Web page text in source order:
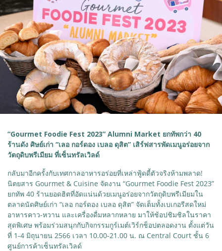
“Gourmet Foodie Fest 2023” Alumni Market ยกทัพกว่า 40
ร้านดัง ศิษย์เก่า “เลอ กอร์ดอง เบลอ ดุสิต” เสิร์ฟสารพัดเมนูอร่อยจาก
วัตถุดิบพรีเมียม ที่เซ็นทรัลเวิลด์
กลับมาอีกครั้งกับเทศกาลอาหารอร่อยที่เหล่าฟู้ดดี้ตัวจริงห้ามพลาด!
นิตยสาร Gourmet & Cuisine จัดงาน “Gourmet Foodie Fest 2023”
ยกทัพ 40 ร้านยอดฮิตที่อัดแน่นด้วยเมนูอร่อยจากวัตถุดิบพรีเมียมใน
ตลาดนัดศิษย์เก่า “เลอ กอร์ดอง เบลอ ดุสิต” จัดเต็มทั้งเบเกอรีสดใหม่
อาหารคาว-หวาน และเครื่องดื่มหลากหลาย มาให้ช้อปชิมชิลในราคา
สุดพิเศษ พร้อมร่วมสนุกกับกิจกรรมกูร์เมต์เวิร์กช็อปตลอดงาน ตั้งแต่วัน
ที่ 1-4 มิถุนายน 2566 เวลา 10.00-21.00 น. ณ Central Court ชั้น 6
ศูนย์การค้าเซ็นทรัลเวิลด์